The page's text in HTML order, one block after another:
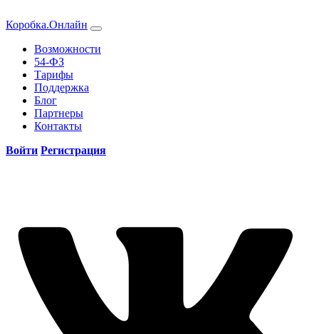
Коробка.Онлайн
Возможности
54-ФЗ
Тарифы
Поддержка
Блог
Партнеры
Контакты
Войти Регистрация